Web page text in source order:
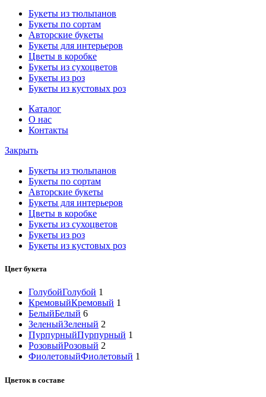
Букеты из тюльпанов
Букеты по сортам
Авторские букеты
Букеты для интерьеров
Цветы в коробке
Букеты из сухоцветов
Букеты из роз
Букеты из кустовых роз
Каталог
О нас
Контакты
Закрыть
Букеты из тюльпанов
Букеты по сортам
Авторские букеты
Букеты для интерьеров
Цветы в коробке
Букеты из сухоцветов
Букеты из роз
Букеты из кустовых роз
Цвет букета
ГолубойГолубой 1
КремовыйКремовый 1
БелыйБелый 6
ЗеленыйЗеленый 2
ПурпурныйПурпурный 1
РозовыйРозовый 2
ФиолетовыйФиолетовый 1
Цветок в составе